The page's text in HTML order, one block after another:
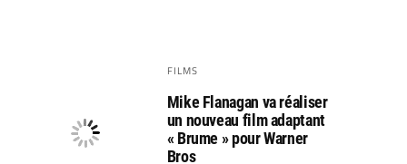
FILMS
Mike Flanagan va réaliser
un nouveau film adaptant
« Brume » pour Warner
Bros